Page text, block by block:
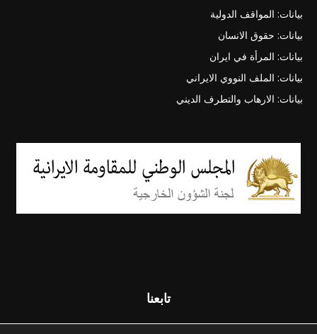
بيانات: المواقف الدولية
بيانات: حقوق الانسان
بيانات: المرأة في ايران
بيانات: الملف النووي الايراني
بيانات: الارهاب والتطرف الديني
تابعنا